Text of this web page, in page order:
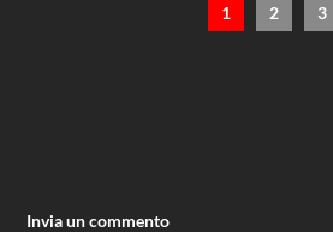
1 2 3
Invia un commento